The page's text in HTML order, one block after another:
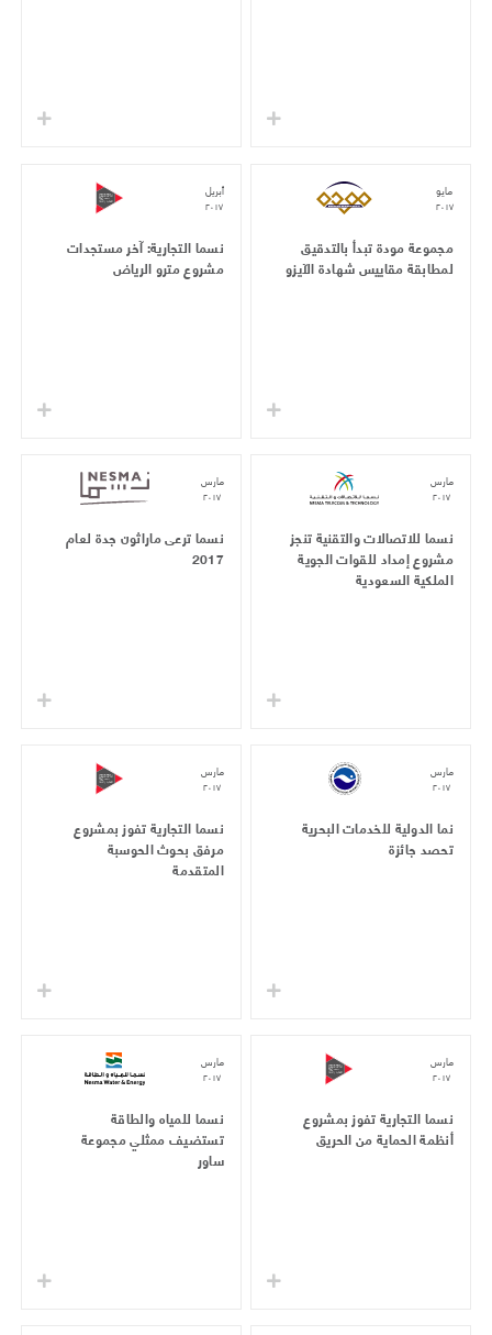
مجموعة مودة تبدأ بالتدقيق
لمطابقة مقاييس شهادة الآيزو
أبريل
نسما التجارية: آخر مستجدات
مشروع مترو الرياض
مارس
نسما للاتصالات والتقنية تنجز
مشروع إمداد للقوات الجوية
الملكية السعودية
مارس
نسما ترعى ماراثون جدة لعام
2017
مارس
نما الدولية للخدمات البحرية
تحصد جائزة
مارس
نسما التجارية تفوز بمشروع
مرفق بحوث الحوسبة
المتقدمة
مارس
نسما التجارية تفوز بمشروع
أنظمة الحماية من الحريق
مارس
نسما للمياه والطاقة
تستضيف ممثلي مجموعة
ساور